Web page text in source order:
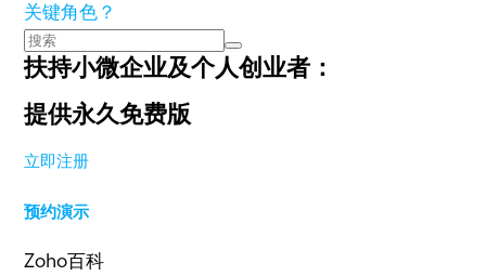
关键角色？
扶持小微企业及个人创业者：
提供永久免费版
立即注册
预约演示
Zoho百科